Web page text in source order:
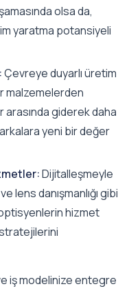
olsa da,
yaratma potansiyeli
Çevreye duyarlı üretim
malzemelerden
giderek daha
yeni bir değer
Dijitalleşmeyle
lens danışmanlığı gibi
hizmet
stratejilerini
iş modelinize entegre